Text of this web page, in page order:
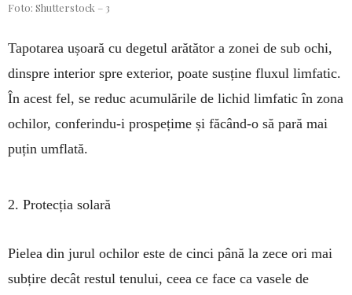
Foto: Shutterstock – 3
Tapotarea ușoară cu degetul arătător a zonei de sub ochi,
dinspre interior spre exterior, poate susține fluxul limfatic.
În acest fel, se reduc acumulările de lichid limfatic în zona
ochilor, conferindu-i prospețime și făcând-o să pară mai
puțin umflată.
2. Protecția solară
Pielea din jurul ochilor este de cinci până la zece ori mai
subțire decât restul tenului, ceea ce face ca vasele de